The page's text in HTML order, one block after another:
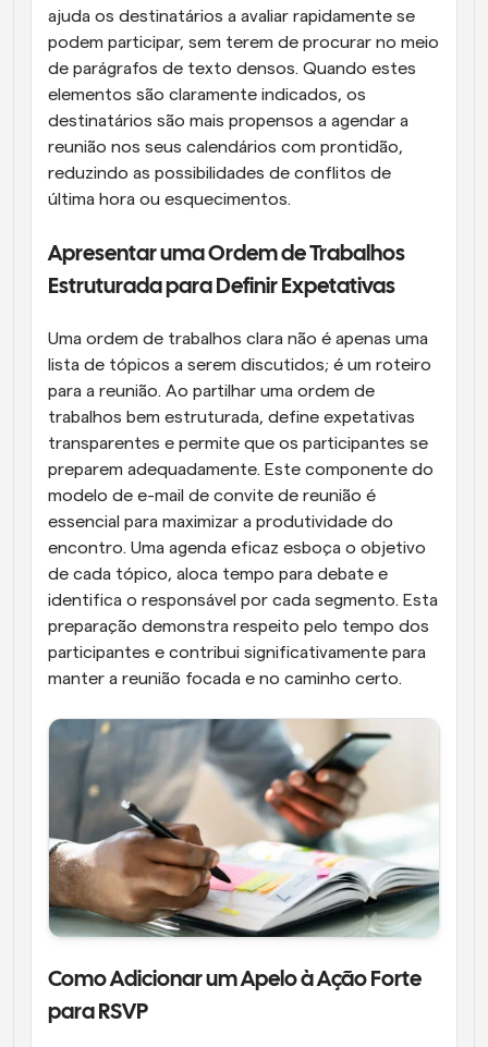
ajuda os destinatários a avaliar rapidamente se
podem participar, sem terem de procurar no meio
de parágrafos de texto densos. Quando estes
elementos são claramente indicados, os
destinatários são mais propensos a agendar a
reunião nos seus calendários com prontidão,
reduzindo as possibilidades de conflitos de
última hora ou esquecimentos.
Apresentar uma Ordem de Trabalhos
Estruturada para Definir Expetativas
Uma ordem de trabalhos clara não é apenas uma
lista de tópicos a serem discutidos; é um roteiro
para a reunião. Ao partilhar uma ordem de
trabalhos bem estruturada, define expetativas
transparentes e permite que os participantes se
preparem adequadamente. Este componente do
modelo de e-mail de convite de reunião é
essencial para maximizar a produtividade do
encontro. Uma agenda eficaz esboça o objetivo
de cada tópico, aloca tempo para debate e
identifica o responsável por cada segmento. Esta
preparação demonstra respeito pelo tempo dos
participantes e contribui significativamente para
manter a reunião focada e no caminho certo.
Como Adicionar um Apelo à Ação Forte
para RSVP